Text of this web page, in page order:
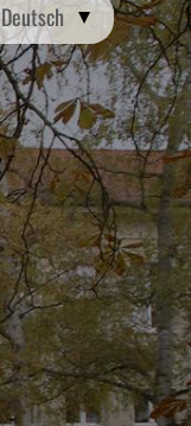
Deutsch